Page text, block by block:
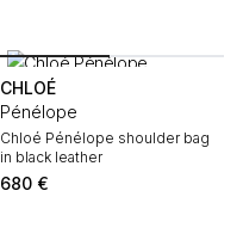
CHLOÉ
Pénélope
Chloé Pénélope shoulder bag
in black leather
680 €